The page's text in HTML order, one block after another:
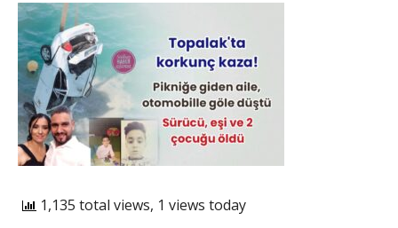
1,135 total views, 1 views today